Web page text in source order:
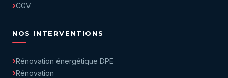
CGV
NOS INTERVENTIONS
Rénovation énergétique DPE
Rénovation